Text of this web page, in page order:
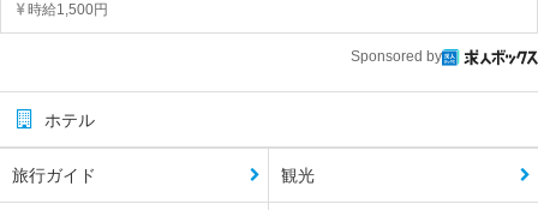
時給1,500円
Sponsored by
ホテル
旅行ガイド 観光